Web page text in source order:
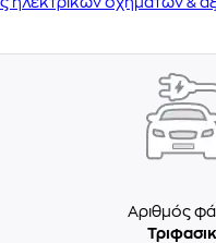
Αριθμός